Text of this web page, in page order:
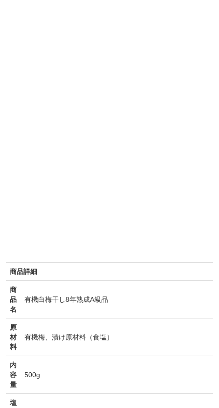
商品詳細
商
品
名
有機白梅干し8年熟成A級品
原
材
料
有機梅、漬け原材料（食塩）
内
容
量
500g
塩